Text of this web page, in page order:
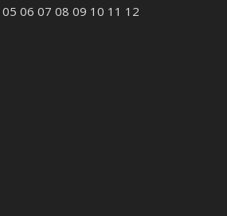
05 06 07 08 09 10 11 12